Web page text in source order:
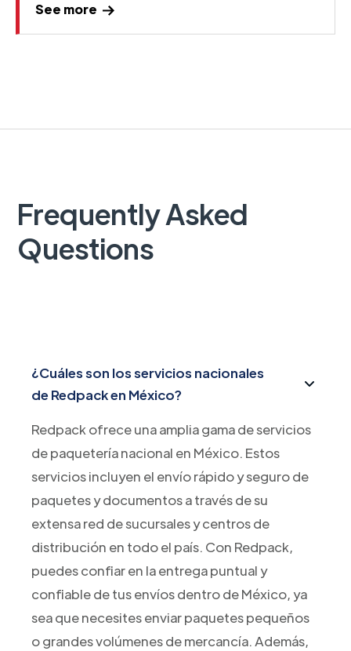
See more
Frequently Asked
Questions
¿Cuáles son los servicios nacionales
de Redpack en México?
Redpack ofrece una amplia gama de servicios
de paquetería nacional en México. Estos
servicios incluyen el envío rápido y seguro de
paquetes y documentos a través de su
extensa red de sucursales y centros de
distribución en todo el país. Con Redpack,
puedes confiar en la entrega puntual y
confiable de tus envíos dentro de México, ya
sea que necesites enviar paquetes pequeños
o grandes volúmenes de mercancía. Además,